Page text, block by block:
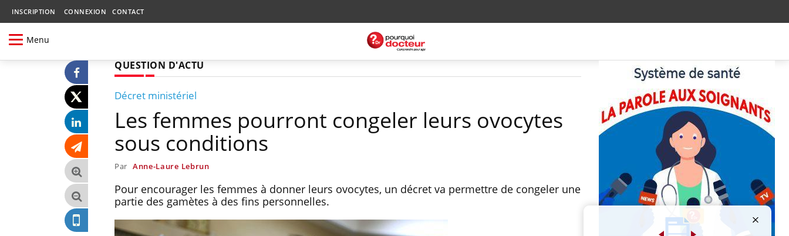
INSCRIPTION CONNEXION CONTACT
Menu
QUESTION D'ACTU
Décret ministériel
Les femmes pourront congeler leurs ovocytes
sous conditions
Par Anne-Laure Lebrun
Pour encourager les femmes à donner leurs ovocytes, un décret va permettre de congeler une
partie des gamètes à des fins personnelles.